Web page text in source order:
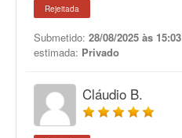
Rejeitada
Submetido: 28/08/2025 às 15:03
estimada: Privado
Cláudio B.